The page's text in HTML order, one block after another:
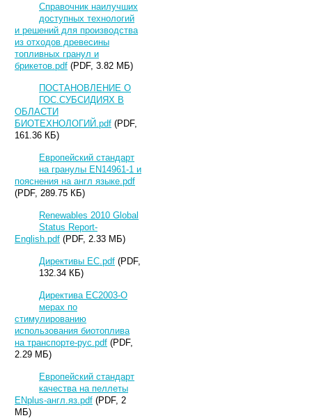
Справочник наилучших
доступных технологий
и решений для производства
из отходов древесины
топливных гранул и
брикетов.pdf (PDF, 3.82 МБ)
ПОСТАНОВЛЕНИЕ О
ГОС.СУБСИДИЯХ В
ОБЛАСТИ
БИОТЕХНОЛОГИЙ.pdf (PDF,
161.36 КБ)
Европейский стандарт
на гранулы EN14961-1 и
пояснения на англ языке.pdf
(PDF, 289.75 КБ)
Renewables 2010 Global
Status Report-
English.pdf (PDF, 2.33 МБ)
Директивы ЕС.pdf (PDF,
132.34 КБ)
Директива ЕС2003-О
мерах по
стимулированию
использования биотоплива
на транспорте-рус.pdf (PDF,
2.29 МБ)
Европейский стандарт
качества на пеллеты
ENplus-англ.яз.pdf (PDF, 2
МБ)